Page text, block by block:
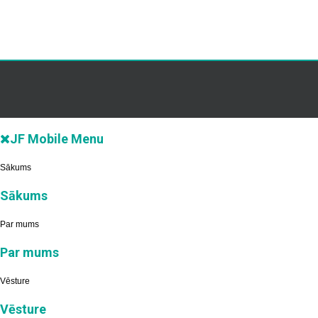
JF Mobile Menu
Sākums
Sākums
Par mums
Par mums
Vēsture
Vēsture